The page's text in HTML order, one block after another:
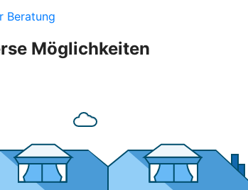
Beratung
Möglichkeiten